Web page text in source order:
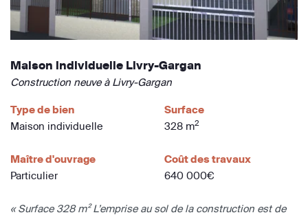
Maison individuelle Livry-Gargan
Construction neuve à Livry-Gargan
Type de bien
Maison individuelle
Surface
328 m2
Maître d'ouvrage
Particulier
Coût des travaux
640 000€
« Surface 328 m² L’emprise au sol de la construction est de